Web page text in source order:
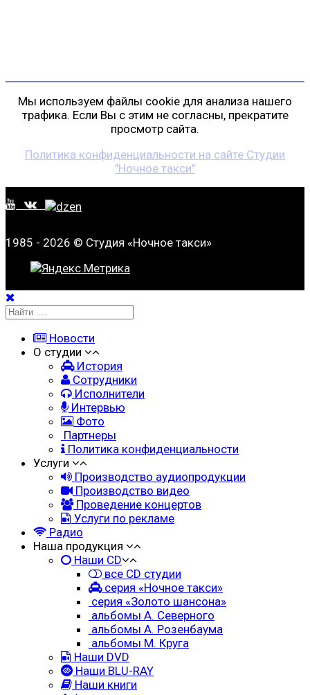
Мы используем файлы cookie для анализа нашего
трафика. Если Вы с этим не согласны, прекратите
просмотр сайта.
Политика конфиденциальности на сайте Студии
"Ночное такси"
1985 - 2026 © Студия «Ночное такси»
Новости
О студии
История
Сотрудники
Исполнители
Интервью
Фото
Партнеры
Политика конфиденциальности
Услуги
Производство аудиопродукции
Производство видео
Проведение концертов
Услуги по рекламе
Радио
Наша продукция
Наши CD
все CD студии
серия «Ночное такси»
серия «Золото шансона»
альбомы А. Северного
альбомы А. Розенбаума
альбомы М. Круга
Наши DVD
Наши BLU-RAY
Наши книги